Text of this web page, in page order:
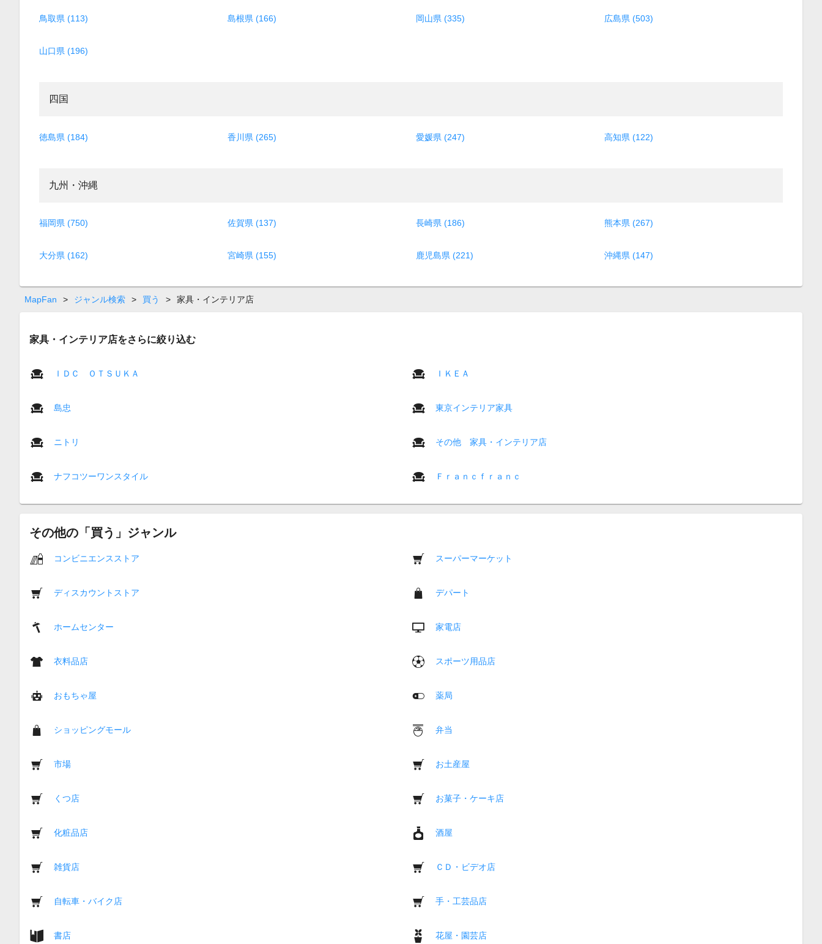
鳥取県 (113) 島根県 (166) 岡山県 (335) 広島県 (503)
山口県 (196)
四国
徳島県 (184) 香川県 (265) 愛媛県 (247) 高知県 (122)
九州・沖縄
福岡県 (750) 佐賀県 (137) 長崎県 (186) 熊本県 (267)
大分県 (162) 宮崎県 (155) 鹿児島県 (221) 沖縄県 (147)
MapFan > ジャンル検索 > 買う > 家具・インテリア店
家具・インテリア店をさらに絞り込む
ＩＤＣ ＯＴＳＵＫＡ ＩＫＥＡ
島忠 東京インテリア家具
ニトリ その他 家具・インテリア店
ナフコツーワンスタイル Ｆｒａｎｃｆｒａｎｃ
その他の「買う」ジャンル
コンビニエンスストア スーパーマーケット
ディスカウントストア デパート
ホームセンター 家電店
衣料品店 スポーツ用品店
おもちゃ屋 薬局
ショッピングモール 弁当
市場 お土産屋
くつ店 お菓子・ケーキ店
化粧品店 酒屋
雑貨店 ＣＤ・ビデオ店
自転車・バイク店 手・工芸品店
書店 花屋・園芸店